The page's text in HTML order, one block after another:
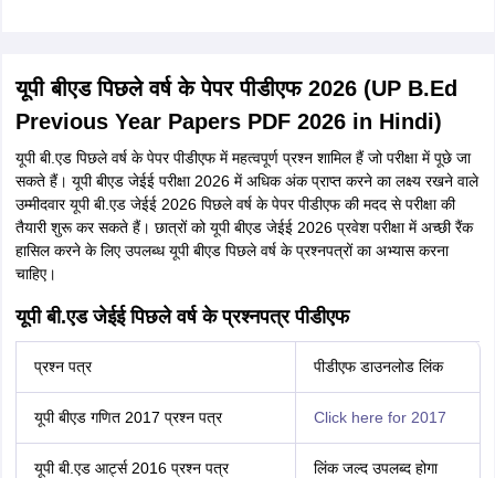
यूपी बीएड पिछले वर्ष के पेपर पीडीएफ 2026 (UP B.Ed
Previous Year Papers PDF 2026 in Hindi)
यूपी बी.एड पिछले वर्ष के पेपर पीडीएफ में महत्वपूर्ण प्रश्न शामिल हैं जो परीक्षा में पूछे जा
सकते हैं। यूपी बीएड जेईई परीक्षा 2026 में अधिक अंक प्राप्त करने का लक्ष्य रखने वाले
उम्मीदवार यूपी बी.एड जेईई 2026 पिछले वर्ष के पेपर पीडीएफ की मदद से परीक्षा की
तैयारी शुरू कर सकते हैं। छात्रों को यूपी बीएड जेईई 2026 प्रवेश परीक्षा में अच्छी रैंक
हासिल करने के लिए उपलब्ध यूपी बीएड पिछले वर्ष के प्रश्नपत्रों का अभ्यास करना
चाहिए।
यूपी बी.एड जेईई पिछले वर्ष के प्रश्नपत्र पीडीएफ
प्रश्न पत्र पीडीएफ डाउनलोड लिंक
यूपी बीएड गणित 2017 प्रश्न पत्र Click here for 2017
यूपी बी.एड आर्ट्स 2016 प्रश्न पत्र लिंक जल्द उपलब्द होगा